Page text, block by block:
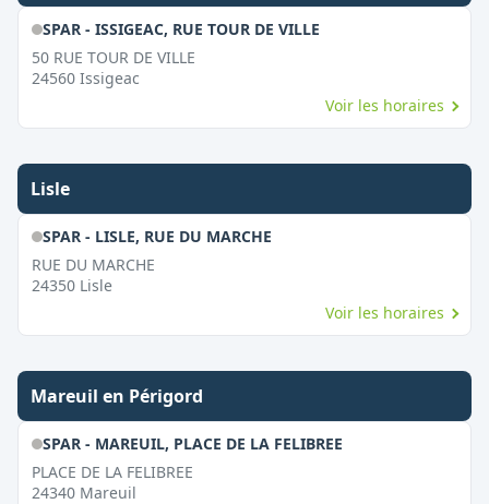
SPAR - ISSIGEAC, RUE TOUR DE VILLE
50 RUE TOUR DE VILLE
24560 Issigeac
Voir les horaires
Lisle
SPAR - LISLE, RUE DU MARCHE
RUE DU MARCHE
24350 Lisle
Voir les horaires
Mareuil en Périgord
SPAR - MAREUIL, PLACE DE LA FELIBREE
PLACE DE LA FELIBREE
24340 Mareuil